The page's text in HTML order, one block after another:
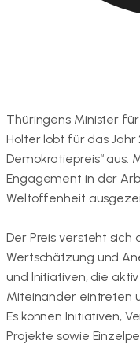
Thüringens Minister
Holter lobt für das Jahr
Demokratiepreis“ aus.
Engagement in der
Weltoffenheit
Der Preis versteht
Wertschätzung und
und Initiativen, die
Miteinander eintreten
Es können Initiativen,
Projekte sowie